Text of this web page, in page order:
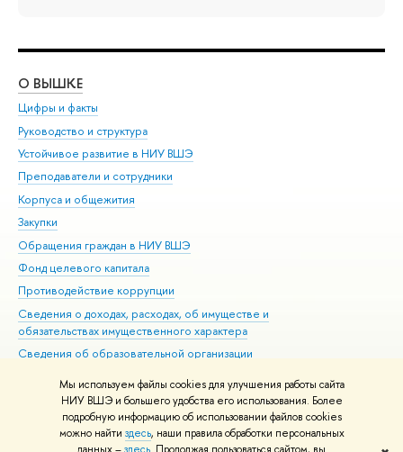
Мы используем файлы cookies для улучшения работы сайта
НИУ ВШЭ и большего удобства его использования. Более
подробную информацию об использовании файлов cookies
можно найти здесь, наши правила обработки персональных
О ВЫШКЕ
Цифры и факты
Руководство и структура
Устойчивое развитие в НИУ ВШЭ
Преподаватели и сотрудники
Корпуса и общежития
Закупки
Обращения граждан в НИУ ВШЭ
Фонд целевого капитала
Противодействие коррупции
Сведения о доходах, расходах, об имуществе и
обязательствах имущественного характера
Сведения об образовательной организации
Людям с ограниченными возможностями здоровья
Единая платежная страница
Работа в Вышке